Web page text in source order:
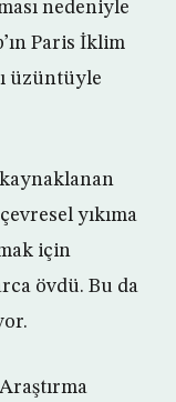
nedeniyle
Paris İklim
üzüntüyle
yıkıma
için
övdü. Bu da